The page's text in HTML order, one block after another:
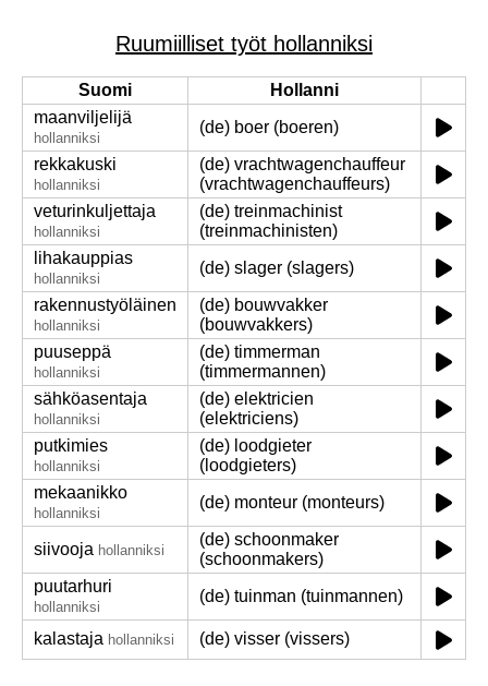
Ruumiilliset työt hollanniksi
Suomi
Hollanni
maanviljelijä
hollanniksi
(de) boer (boeren)
rekkakuski
hollanniksi
(de) vrachtwagenchauffeur
(vrachtwagenchauffeurs)
veturinkuljettaja
hollanniksi
(de) treinmachinist
(treinmachinisten)
lihakauppias
hollanniksi
(de) slager (slagers)
rakennustyöläinen
hollanniksi
(de) bouwvakker
(bouwvakkers)
puuseppä
hollanniksi
(de) timmerman
(timmermannen)
sähköasentaja
hollanniksi
(de) elektricien
(elektriciens)
putkimies
hollanniksi
(de) loodgieter
(loodgieters)
mekaanikko
hollanniksi
(de) monteur (monteurs)
siivooja hollanniksi
(de) schoonmaker
(schoonmakers)
puutarhuri
hollanniksi
(de) tuinman (tuinmannen)
kalastaja hollanniksi (de) visser (vissers)